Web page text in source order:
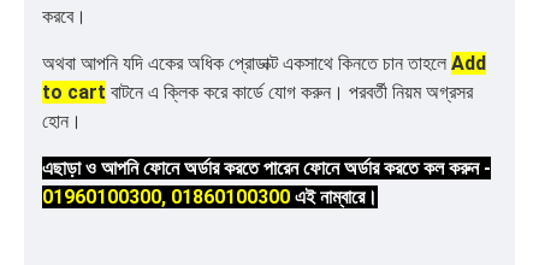
করবে।
অথবা আপনি যদি একের অধিক প্রোডাক্ট একসাথে কিনতে চান তাহলে Add
to cart বাটনে এ ক্লিক করে কার্ডে যোগ করুন। পরবর্তী নিয়ম অগ্রসর
হোন।
এছাড়া ও আপনি ফোনে অর্ডার করতে পারেন ফোনে অর্ডার করতে কল করুন -
01960100300, 01860100300 এই নাম্বারে।